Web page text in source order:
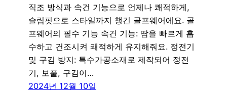
직조 방식과 속건 기능으로 언제나 쾌적하게,
슬림핏으로 스타일까지 챙긴 골프웨어에요. 골
프웨어의 필수 기능 속건 기능: 땀을 빠르게 흡
수하고 건조시켜 쾌적하게 유지해줘요. 정전기
및 구김 방지: 특수가공소재로 제작되어 정전
기, 보풀, 구김이…
2024년 12월 10일